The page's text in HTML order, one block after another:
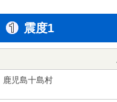
震度1
鹿児島十島村